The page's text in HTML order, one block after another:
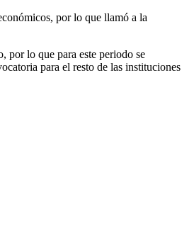
por lo que llamó a la
por lo que para este periodo se
para el resto de las instituciones